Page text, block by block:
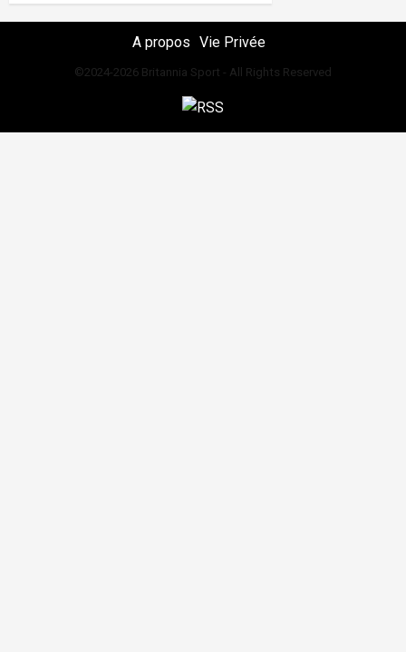
g
i
A propos Vie Privée
©2024-2026 Britannia Sport - All Rights Reserved